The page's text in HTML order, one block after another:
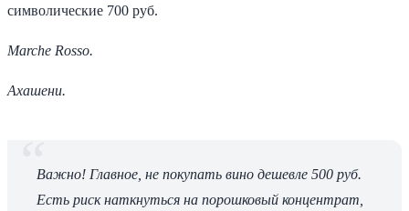
символические 700 руб.
Marche Rosso.
Ахашени.
Важно! Главное, не покупать вино дешевле 500 руб.
Есть риск наткнуться на порошковый концентрат,